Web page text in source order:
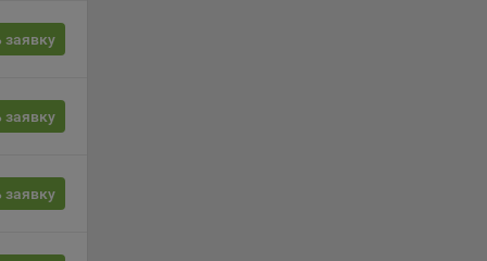
заявку
заявку
заявку